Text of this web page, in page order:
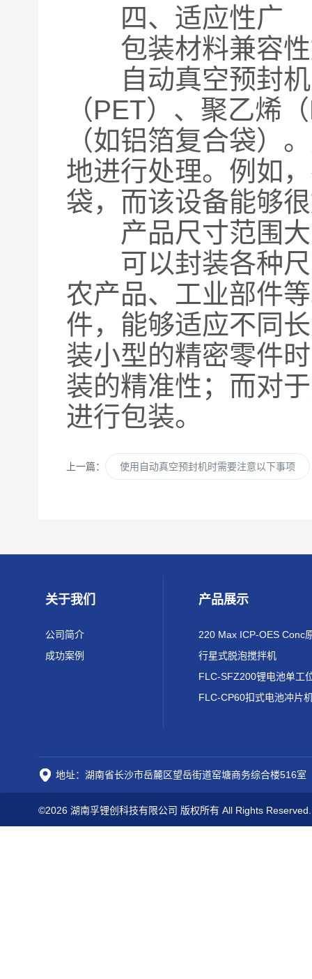
四、适应性广
包装材料兼容性
自动真空预封机
（PET）、聚乙烯
（如铝箔复合袋）
地进行处理。例如
袋，而该设备能够
产品尺寸范围大
可以封装各种尺
农产品、工业部件
件，能够适应不同
装小型的精密零件
装的精准性；而对
进行包装。
上一篇： 使用自动真空预封机时需要注意以下事项
关于我们
公司简介
成功案例
产品展示
行星式脱泡搅拌机
FLC-CP60扣式电池冲片
地址：湖南省长沙市岳麓区望岳街道窑塘商务综合楼516室
©2026 湖南孚锂创科技有限公司 版权所有 All Rights